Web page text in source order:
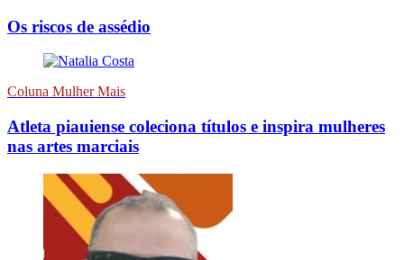
Os riscos de assédio
Coluna Mulher Mais
Atleta piauiense coleciona títulos e inspira mulheres
nas artes marciais